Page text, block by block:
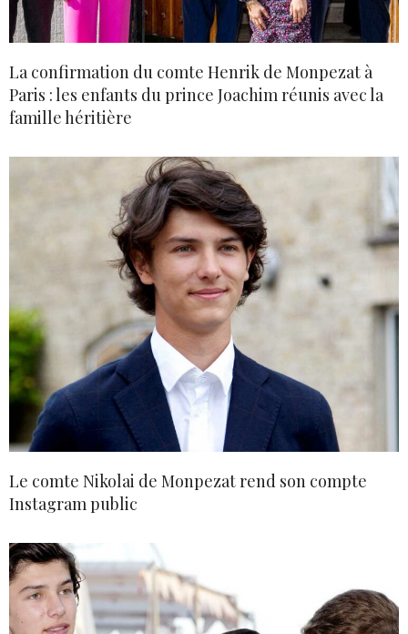
La confirmation du comte Henrik de Monpezat à
Paris : les enfants du prince Joachim réunis avec la
famille héritière
Le comte Nikolai de Monpezat rend son compte
Instagram public